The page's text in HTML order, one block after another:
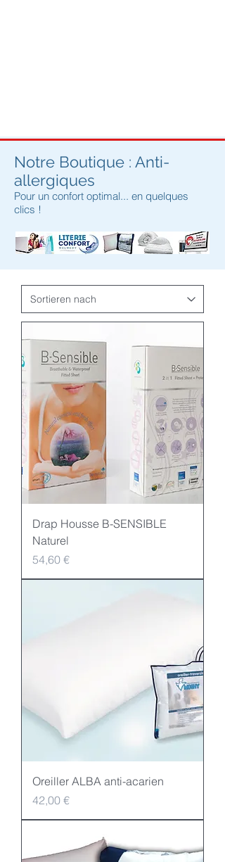
Notre Boutique : Anti-
allergiques
Pour un confort optimal... en quelques
clics !
Drap Housse B-SENSIBLE
Naturel
Preis
54,60 €
Oreiller ALBA anti-acarien
Preis
42,00 €